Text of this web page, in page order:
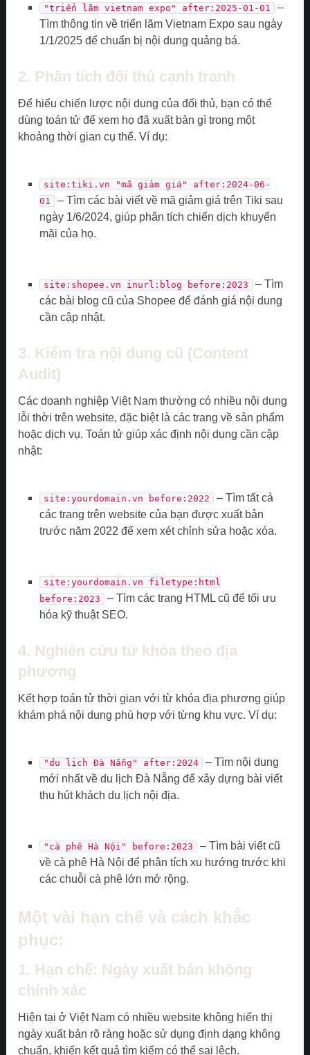
"triển lãm vietnam expo" after:2025-01-01
–
Tìm thông tin về triển lãm Vietnam Expo sau ngày
1/1/2025 để chuẩn bị nội dung quảng bá.
2. Phân tích đối thủ cạnh tranh
Để hiểu chiến lược nội dung của đối thủ, bạn có thể
dùng toán tử để xem họ đã xuất bản gì trong một
khoảng thời gian cụ thể. Ví dụ:
site:tiki.vn "mã giảm giá" after:2024-06-
01
– Tìm các bài viết về mã giảm giá trên Tiki sau
ngày 1/6/2024, giúp phân tích chiến dịch khuyến
mãi của họ.
site:shopee.vn inurl:blog before:2023
– Tìm
các bài blog cũ của Shopee để đánh giá nội dung
cần cập nhật.
3. Kiểm tra nội dung cũ (Content
Audit)
Các doanh nghiệp Việt Nam thường có nhiều nội dung
lỗi thời trên website, đặc biệt là các trang về sản phẩm
hoặc dịch vụ. Toán tử giúp xác định nội dung cần cập
nhật:
site:yourdomain.vn before:2022
– Tìm tất cả
các trang trên website của bạn được xuất bản
trước năm 2022 để xem xét chỉnh sửa hoặc xóa.
site:yourdomain.vn filetype:html
before:2023
– Tìm các trang HTML cũ để tối ưu
hóa kỹ thuật SEO.
4. Nghiên cứu từ khóa theo địa
phương
Kết hợp toán tử thời gian với từ khóa địa phương giúp
khám phá nội dung phù hợp với từng khu vực. Ví dụ:
"du lịch Đà Nẵng" after:2024
– Tìm nội dung
mới nhất về du lịch Đà Nẵng để xây dựng bài viết
thu hút khách du lịch nội địa.
"cà phê Hà Nội" before:2023
– Tìm bài viết cũ
về cà phê Hà Nội để phân tích xu hướng trước khi
các chuỗi cà phê lớn mở rộng.
Một vài hạn chế và cách khắc
phục:
1. Hạn chế: Ngày xuất bản không
chính xác
Hiện tại ở Việt Nam có nhiều website không hiển thị
ngày xuất bản rõ ràng hoặc sử dụng định dạng không
chuẩn, khiến kết quả tìm kiếm có thể sai lệch.